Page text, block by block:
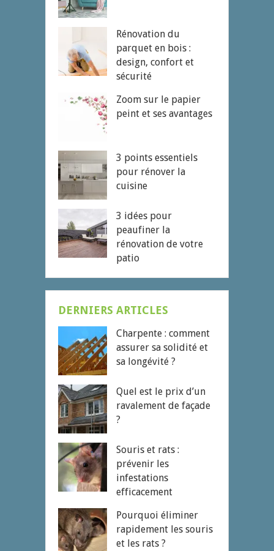
Rénovation du
parquet en bois :
design, confort et
sécurité
Zoom sur le papier
peint et ses avantages
3 points essentiels
pour rénover la
cuisine
3 idées pour
peaufiner la
rénovation de votre
patio
DERNIERS ARTICLES
Charpente : comment
assurer sa solidité et
sa longévité ?
Quel est le prix d’un
ravalement de façade
?
Souris et rats :
prévenir les
infestations
efficacement
Pourquoi éliminer
rapidement les souris
et les rats ?